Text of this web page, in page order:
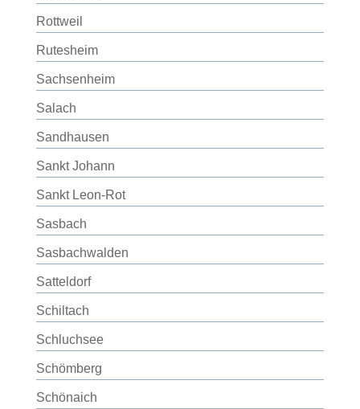
Rottweil
Rutesheim
Sachsenheim
Salach
Sandhausen
Sankt Johann
Sankt Leon-Rot
Sasbach
Sasbachwalden
Satteldorf
Schiltach
Schluchsee
Schömberg
Schönaich